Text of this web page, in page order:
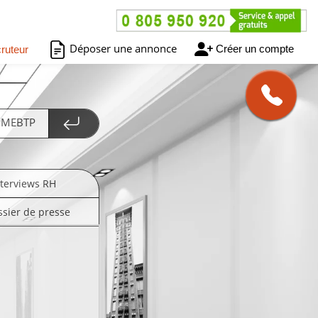
Déposer une annonce Créer un compte
RH
de presse